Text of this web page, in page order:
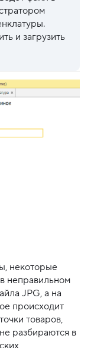
и загрузить
некоторые
неправильном
JPG, а на
происходит
товаров,
разбираются в